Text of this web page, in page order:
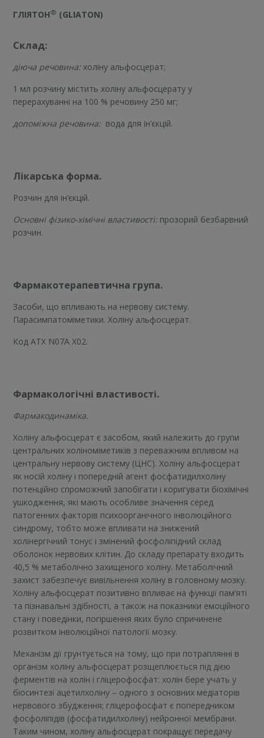
ГЛІЯТОН® (GLIATON)
Склад:
діюча речовина: холіну альфосцерат;
1 мл розчину містить холіну альфосцерату у
перерахуванні на 100 % речовину 250 мг;
допоміжна речовина: вода для ін’єкцій.
Лікарська форма.
Розчин для ін’єкцій.
Основні фізико-хімічні властивості: прозорий безбарвний
розчин.
Фармакотерапевтична група.
Засоби, що впливають на нервову систему.
Парасимпатоміметики. Холіну альфосцерат.
Код АТХ N07A X02.
Фармакологічні властивості.
Фармакодинаміка.
Холіну альфосцерат є засобом, який належить до групи
центральних холіноміметиків з переважним впливом на
центральну нервову систему (ЦНС). Холіну альфосцерат
як носій холіну і попередній агент фосфатидилхоліну
потенційно спроможний запобігати і коригувати біохімічні
ушкодження, які мають особливе значення серед
патогенних факторів психоорганічного інволюційного
синдрому, тобто може впливати на знижений
холінергічний тонус і змінений фосфоліпідний склад
оболонок нервових клітин. До складу препарату входить
40,5 % метаболічно захищеного холіну. Метаболічний
захист забезпечує вивільнення холіну в головному мозку.
Холіну альфосцерат позитивно впливає на функції пам’яті
та пізнавальні здібності, а також на показники емоційного
стану і поведінки, погіршення яких було спричинене
розвитком інволюційної патології мозку.
Механізм дії грунтується на тому, що при потраплянні в
організм холіну альфосцерат розщеплюється під дією
ферментів на холін і гліцерофосфат: холін бере учать у
біосинтезі ацетилхоліну – одного з основних медіаторів
нервового збудження; гліцерофосфат є попередником
фосфоліпідів (фосфатидилхоліну) нейронної мембрани.
Таким чином, холіну альфосцерат покращує передачу